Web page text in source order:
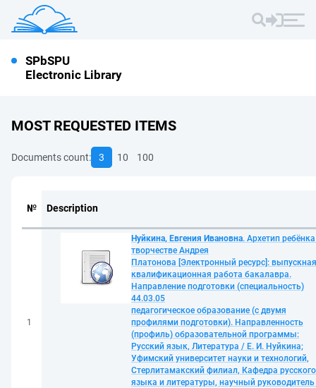
SPbSPU
Electronic Library
MOST REQUESTED ITEMS
Documents count: 3 10 100
№ Description
1
Нуйкина, Евгения Ивановна. Архетип
творчестве Андрея
Платонова [Электронный ресурс]: выпускная
квалификационная работа бакалавра.
Направление подготовки (специальность)
44.03.05
педагогическое образование (с двумя
профилями подготовки). Направленность
(профиль) образовательной программы:
Русский язык, Литература / Е. И. Нуйкина;
Уфимский университет науки и технологий,
Стерлитамакский филиал, Кафедра русского
языка и литературы, научный руководитель